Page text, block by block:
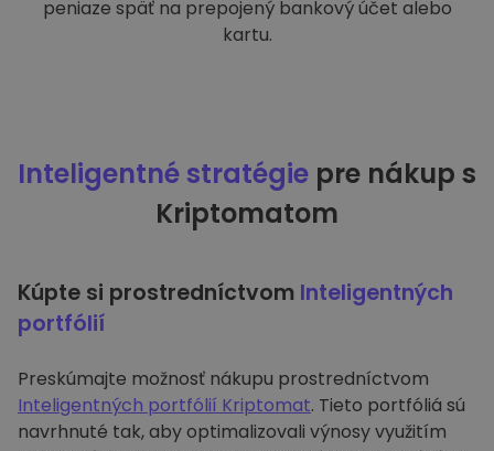
peniaze späť na prepojený bankový účet alebo
kartu.
Inteligentné stratégie pre nákup s
Kriptomatom
Kúpte si prostredníctvom Inteligentných
portfólií
Preskúmajte možnosť nákupu prostredníctvom
Inteligentných portfólií Kriptomat. Tieto portfóliá sú
navrhnuté tak, aby optimalizovali výnosy využitím